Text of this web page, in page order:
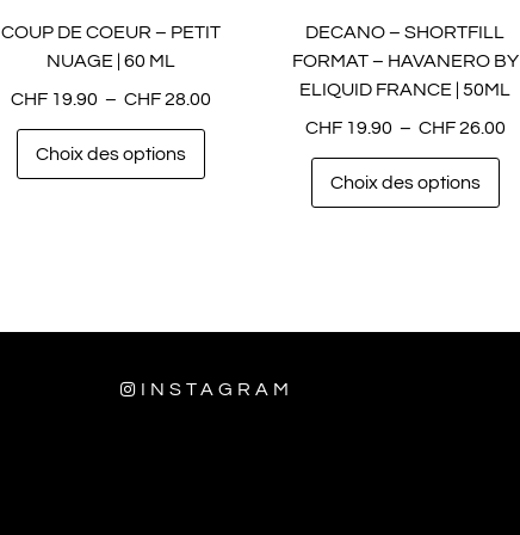
COUP DE COEUR – PETIT
NUAGE | 60 ML
CHF19.90 – CHF28.00
Choix des options
DECANO – SHORTFILL
FORMAT – HAVANERO BY
ELIQUID FRANCE | 50ML
CHF19.90 – CHF26.00
Choix des options
INSTAGRAM